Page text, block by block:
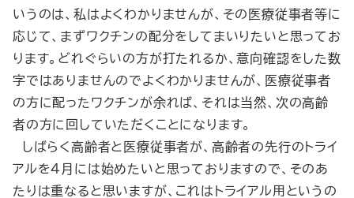
いうのは、私はよくわかりませんが、その医療従事者等に
応じて、まずワクチンの配分をしてまいりたいと思ってお
ります。どれぐらいの方が打たれるか、意向確認をした数
字ではありませんのでよくわかりませんが、医療従事者
の方に配ったワクチンが余れば、それは当然、次の高齢
者の方に回していただくことになります。
しばらく高齢者と医療従事者が、高齢者の先行のトライ
アルを４月には始めたいと思っておりますので、そのあ
たりは重なると思いますが、これはトライアル用というの